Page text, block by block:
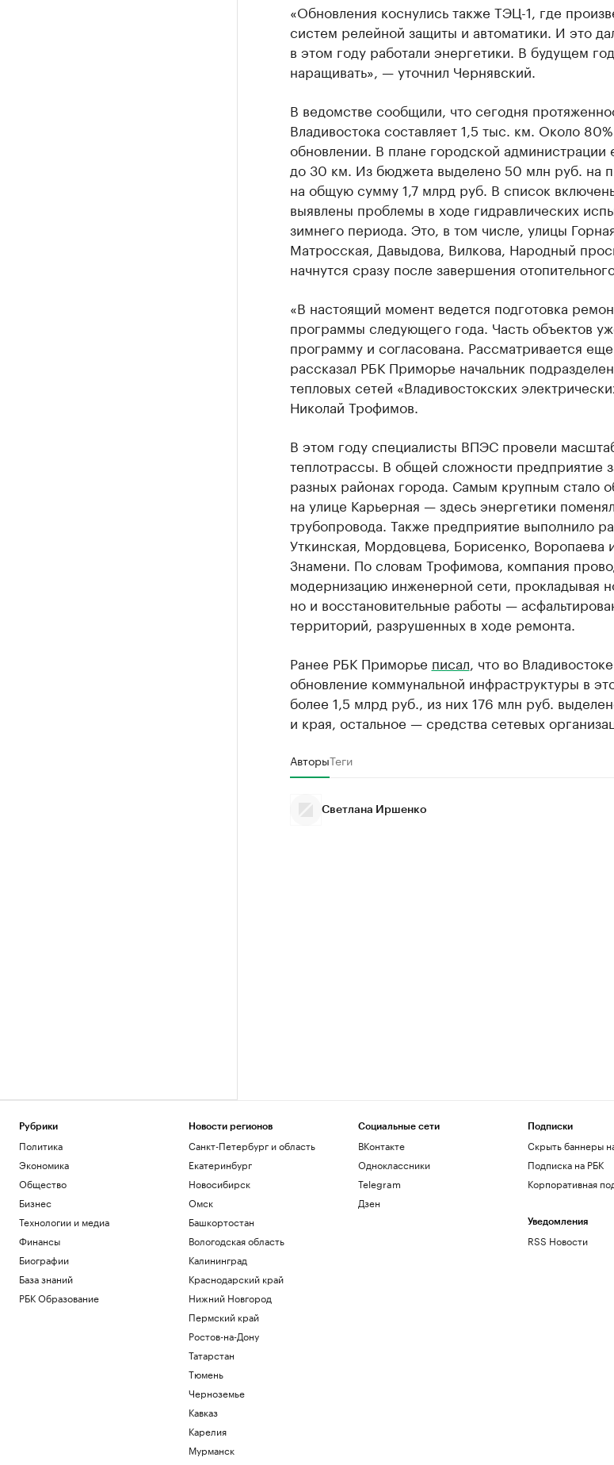
«Обновления коснулись также ТЭЦ-1, где
систем релейной защиты и автоматики. И это
в этом году работали энергетики. В будущем
наращивать», — уточнил Чернявский.
В ведомстве сообщили, что сегодня
Владивостока составляет 1,5 тыс. км. Около
обновлении. В плане городской администрации
до 30 км. Из бюджета выделено 50 млн руб. на
на общую сумму 1,7 млрд руб. В список
выявлены проблемы в ходе гидравлических
зимнего периода. Это, в том числе, улицы
Матросская, Давыдова, Вилкова, Народный
начнутся сразу после завершения
«В настоящий момент ведется подготовка
программы следующего года. Часть объектов
программу и согласована. Рассматривается
рассказал РБК Приморье начальник
тепловых сетей «Владивостокских
Николай Трофимов.
В этом году специалисты ВПЭС провели
теплотрассы. В общей сложности предприятие
разных районах города. Самым крупным стало
на улице Карьерная — здесь энергетики
трубопровода. Также предприятие выполнило
Уткинская, Мордовцева, Борисенко, Воропаева
Знамени. По словам Трофимова, компания
модернизацию инженерной сети, прокладывая
но и восстановительные работы —
территорий, разрушенных в ходе ремонта.
Ранее РБК Приморье писал , что во
обновление коммунальной инфраструктуры в
более 1,5 млрд руб., из них 176 млн руб.
и края, остальное — средства сетевых
АвторыТеги
Светлана Иршенко
Рубрики
Политика
Экономика
Общество
Бизнес
Технологии и медиа
Финансы
Биографии
База знаний
РБК Образование
Новости регионов
Санкт-Петербург и область
Екатеринбург
Новосибирск
Омск
Башкортостан
Вологодская область
Калининград
Краснодарский край
Нижний Новгород
Пермский край
Ростов-на-Дону
Татарстан
Тюмень
Черноземье
Кавказ
Карелия
Мурманск
Социальные сети
ВКонтакте
Одноклассники
Telegram
Дзен
Подписки
Скрыть баннеры
Подписка на РБК
Корпоративная
Уведомления
RSS Новости